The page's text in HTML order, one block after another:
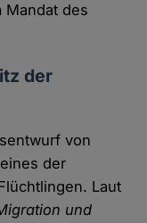
des
der
von
der
Laut
und